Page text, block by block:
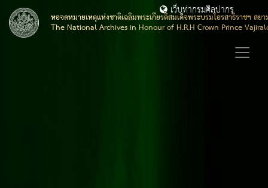
หอจดหมายเหตุแห่งชาติเฉลิมพระเกียรติสมเด็จพระบรมโอรสาธิราชฯ สย
The National Archives in Honour of H.R.H Crown Prince
เว็บท่ากรมศิลปากร